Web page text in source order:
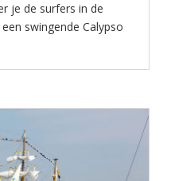
je de surfers in de
swingende Calypso